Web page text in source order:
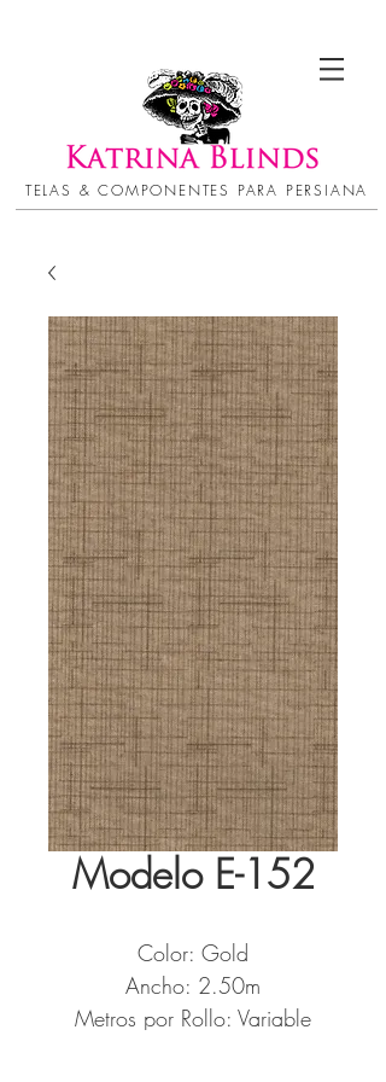
TELAS & COMPONENTES PARA PERSIANA
Modelo E-152
Color: Gold
Ancho: 2.50m
Metros por Rollo: Variable